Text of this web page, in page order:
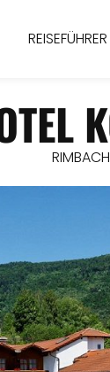
REISEFÜHRER
RIMBACH